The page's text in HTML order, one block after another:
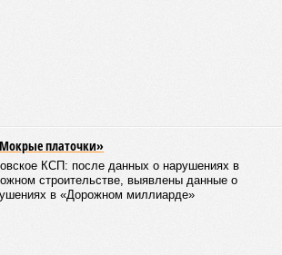
платочки»
КСП: после данных о нарушениях в
строительстве, выявлены данные о
в «Дорожном миллиарде»